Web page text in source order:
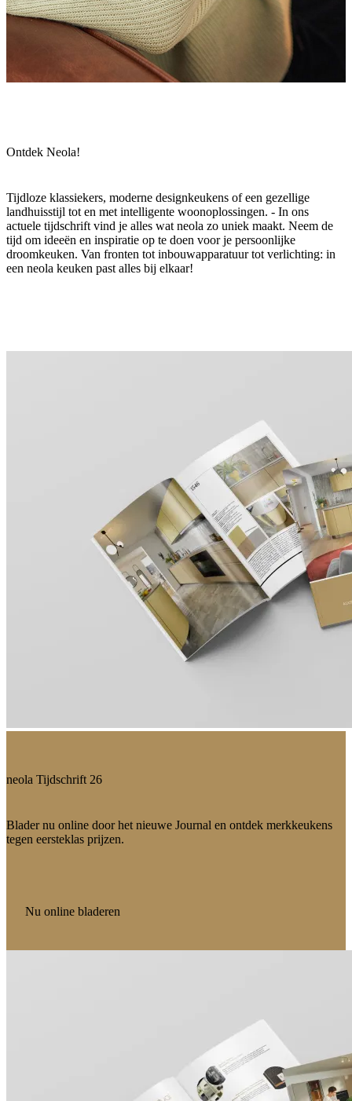
Ontdek Neola!
Tijdloze klassiekers, moderne designkeukens of een gezellige
landhuisstijl tot en met intelligente woonoplossingen. - In ons
actuele tijdschrift vind je alles wat neola zo uniek maakt. Neem de
tijd om ideeën en inspiratie op te doen voor je persoonlijke
droomkeuken. Van fronten tot inbouwapparatuur tot verlichting: in
een neola keuken past alles bij elkaar!
neola Tijdschrift 26
Blader nu online door het nieuwe Journal en ontdek merkkeukens
tegen eersteklas prijzen.
Nu online bladeren